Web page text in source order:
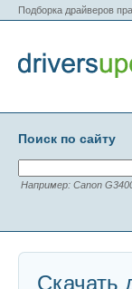
Подборка драйверов
Поиск по сайту
Например: Canon
Скачать